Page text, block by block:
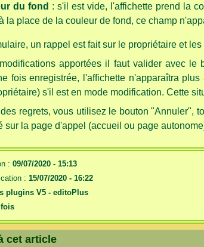
du fond : s'il est vide, l'affichette prend la
la place de la couleur de fond, ce champ
un rappel est fait sur le propriétaire et
apportées il faut valider avec
fois enregistrée, l'affichette n'apparaîtra
s'il est en mode modification. Cette
regrets, vous utilisez le bouton "Annuler",
sur la page d'appel (accueil ou page
: 09/07/2020 - 15:13
: 15/07/2020 - 16:22
plugins V5 - editoPlus
fois
cet article